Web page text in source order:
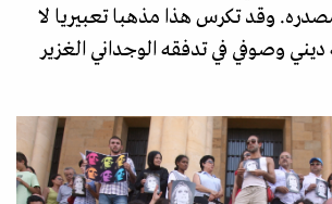
وقد تكرس هذا مذهبا تعبيريا لا
وصوفي في تدفقه الوجداني الغزير